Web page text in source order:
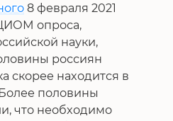
8 февраля 2021
опроса,
науки,
россиян
скорее находится в
половины
что необходимо